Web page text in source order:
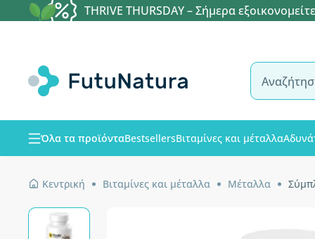
THRIVE THURSDAY – Σήμερα
Όλα τα προϊόνταBestsellersΒιταμίνες και μέταλλα
Κεντρική Βιταμίνες και μέταλλα Μέταλλα